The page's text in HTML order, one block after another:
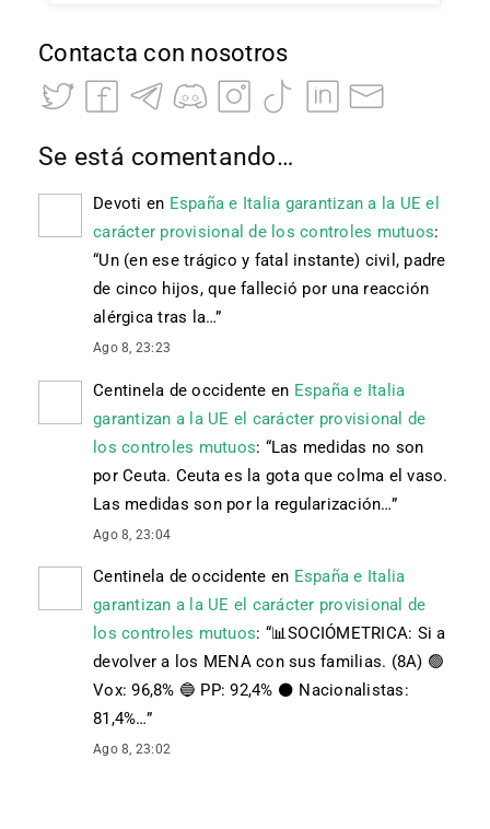
Contacta con nosotros
Se está comentando…
Devoti en España e Italia garantizan a la UE el
carácter provisional de los controles mutuos:
“Un (en ese trágico y fatal instante) civil, padre
de cinco hijos, que falleció por una reacción
alérgica tras la…”
Ago 8, 23:23
Centinela de occidente en España e Italia
garantizan a la UE el carácter provisional de
los controles mutuos: “Las medidas no son
por Ceuta. Ceuta es la gota que colma el vaso.
Las medidas son por la regularización…”
Ago 8, 23:04
Centinela de occidente en España e Italia
garantizan a la UE el carácter provisional de
los controles mutuos: “📊SOCIÓMETRICA: Si a
devolver a los MENA con sus familias. (8A) 🟢
Vox: 96,8% 🔵 PP: 92,4% ⚫️ Nacionalistas:
81,4%…”
Ago 8, 23:02